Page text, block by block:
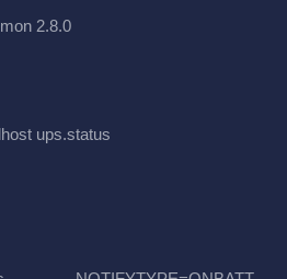
2.8.0
ups.status